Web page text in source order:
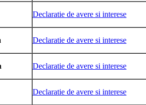
Declaratie de avere si interese
Declaratie de avere si interese
Declaratie de avere si interese
Declaratie de avere si interese